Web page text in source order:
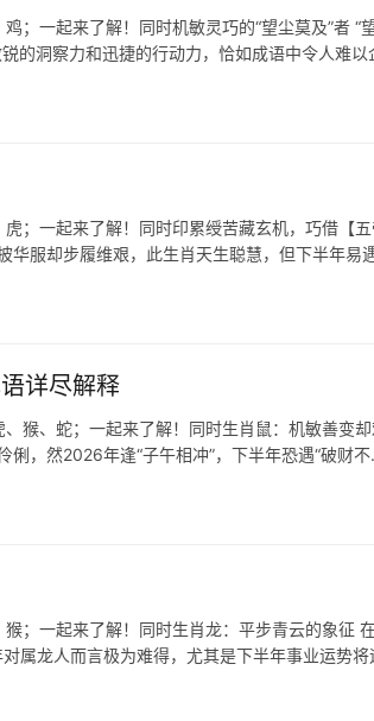
；一起来了解！同时机敏灵巧的“望尘莫及”者 “
的洞察力和迅捷的行动力，恰如成语中令人难以
；一起来了解！同时印累绶苦藏玄机，巧借【五
服却步履维艰，此生肖天生聪慧，但下半年易
详尽解释
猴、蛇；一起来了解！同时生肖鼠：机敏善变
，然2026年逢“子午相冲”，下半年恐遇“破财不
；一起来了解！同时生肖龙：平步青云的象征
属龙人而言极为难得，尤其是下半年事业运势将